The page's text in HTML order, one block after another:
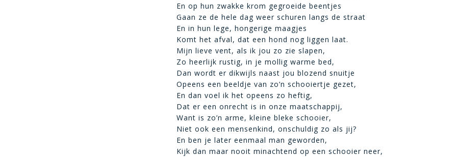
En op hun zwakke krom gegroeide beentjes
Gaan ze de hele dag weer schuren langs de straat
En in hun lege, hongerige maagjes
Komt het afval, dat een hond nog liggen laat.
Mijn lieve vent, als ik jou zo zie slapen,
Zo heerlijk rustig, in je mollig warme bed,
Dan wordt er dikwijls naast jou blozend snuitje
Opeens een beeldje van zo’n schooiertje gezet,
En dan voel ik het opeens zo heftig,
Dat er een onrecht is in onze maatschappij,
Want is zo’n arme, kleine bleke schooier,
Niet ook een mensenkind, onschuldig zo als jij?
En ben je later eenmaal man geworden,
Kijk dan maar nooit minachtend op een schooier neer,